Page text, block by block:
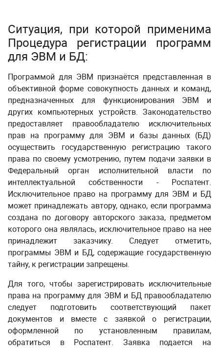
Ситуация, при которой применима
Процедура регистрации программ
для ЭВМ и БД:
Программой для ЭВМ признаётся представленная в
объективной форме совокупность данных и команд,
предназначенных для функционирования ЭВМ и
других компьютерных устройств. Законодательство
предоставляет правообладателю исключительных
прав на программу для ЭВМ и базы данных (БД)
осуществить государственную регистрацию такого
права по своему усмотрению, путем подачи заявки в
Федеральный орган исполнительной власти по
интеллектуальной собственности - Роспатент.
Исключительное право на программу для ЭВМ и БД
может принадлежать автору,однако, если программа
создана по договору авторского заказа, предметом
которого она являлась, исключительное право на нее
принадлежит заказчику. Следует отметить,
программы ЭВМ и БД, содержащие государственную
тайну, к регистрации запрещены.
Для того, чтобы зарегистрировать исключительные
права на программу для ЭВМ и БД правообладателю
следует подготовить соответствующий пакет
документов и вместе с заявкой о регистрации,
оформленной по установленным правилам,
обратиться в Роспатент. Заявка подается на